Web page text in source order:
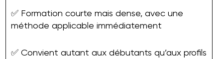
✅ Formation courte mais dense, avec une
méthode applicable immédiatement
✅ Convient autant aux débutants qu’aux profils